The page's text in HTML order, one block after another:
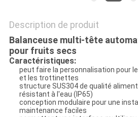
Description de produit
Balanceuse multi-tête
pour fruits secs
Caractéristiques:
peut faire la personnalisation pour
et les trottinettes
structure SUS304 de qualité
résistant à l'eau (IP65)
conception modulaire pour une
maintenance faciles